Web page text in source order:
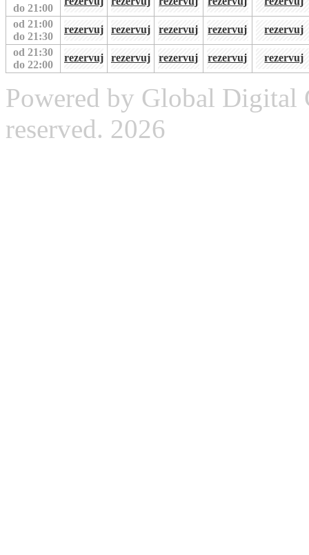
do 21:00
od 21:00
do 21:30
rezervuj rezervuj rezervuj rezervuj
rezervuj
od 21:30
do 22:00
rezervuj rezervuj rezervuj rezervuj rezervuj
Powered by Global
reserved. 2026